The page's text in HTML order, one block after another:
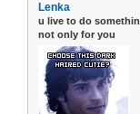
Lenka
u live to do
not only for you